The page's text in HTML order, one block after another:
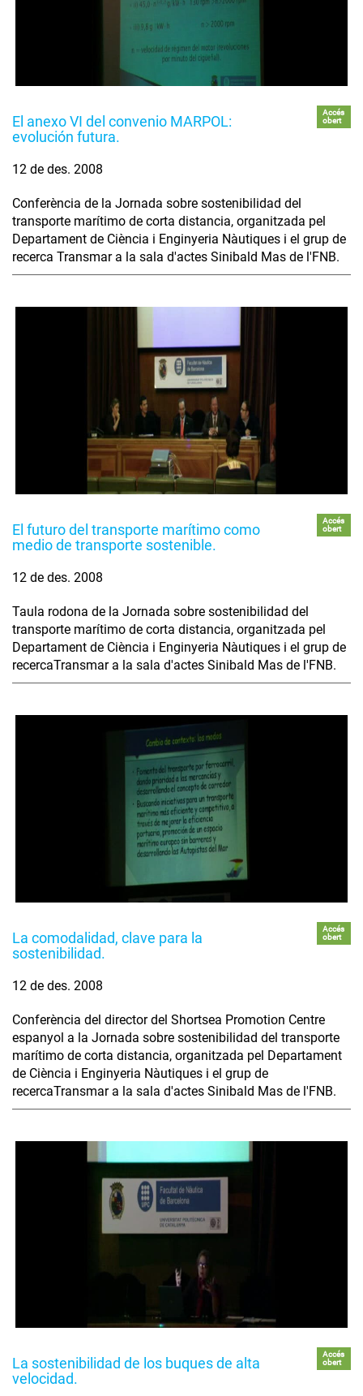
El anexo VI del convenio MARPOL:
evolución futura.
Accés
obert
12 de des. 2008
Conferència de la Jornada sobre sostenibilidad del
transporte marítimo de corta distancia, organitzada pel
Departament de Ciència i Enginyeria Nàutiques i el grup de
recerca Transmar a la sala d'actes Sinibald Mas de l'FNB.
El futuro del transporte marítimo como
medio de transporte sostenible.
Accés
obert
12 de des. 2008
Taula rodona de la Jornada sobre sostenibilidad del
transporte marítimo de corta distancia, organitzada pel
Departament de Ciència i Enginyeria Nàutiques i el grup de
recercaTransmar a la sala d'actes Sinibald Mas de l'FNB.
La comodalidad, clave para la
sostenibilidad.
Accés
obert
12 de des. 2008
Conferència del director del Shortsea Promotion Centre
espanyol a la Jornada sobre sostenibilidad del transporte
marítimo de corta distancia, organitzada pel Departament
de Ciència i Enginyeria Nàutiques i el grup de
recercaTransmar a la sala d'actes Sinibald Mas de l'FNB.
La sostenibilidad de los buques de alta
velocidad.
Accés
obert